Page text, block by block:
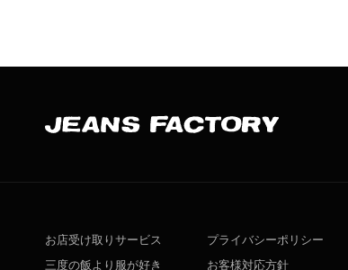
お店受け取りサービス
三度の飯より服が好き
プライバシーポリシー
お客様対応方針